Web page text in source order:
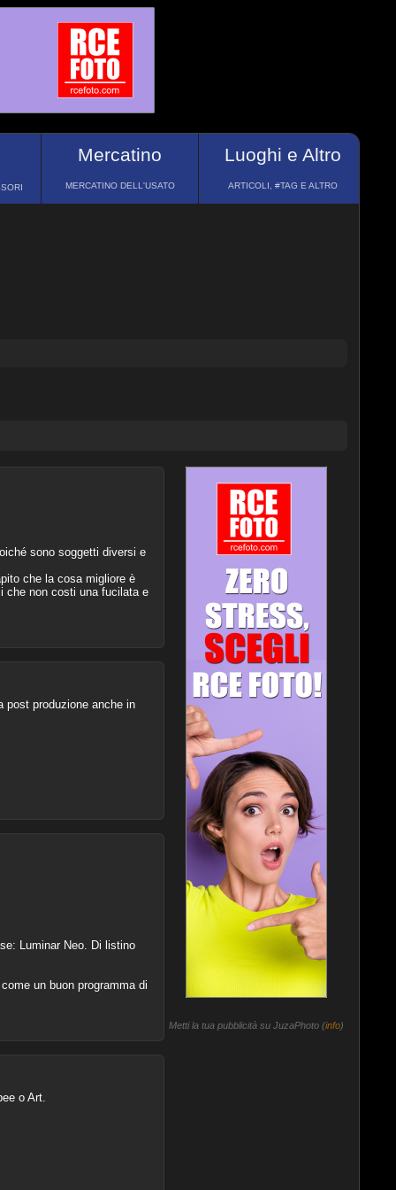
Mercatino
MERCATINO DELL'USATO
Luoghi e Altro
ARTICOLI, #TAG E ALTRO
sono soggetti diversi e
che la cosa migliore è
che non costi una fucilata e
post produzione anche in
Luminar Neo. Di listino
un buon programma di
o Art.
Metti la tua pubblicità su JuzaPhoto (info)